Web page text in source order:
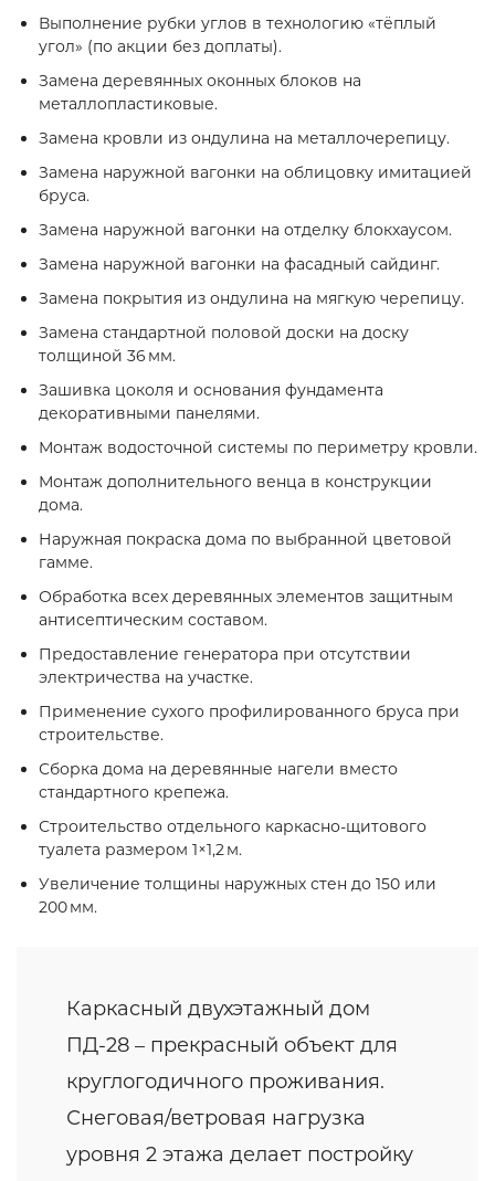
Выполнение рубки углов в технологию «тёплый
угол» (по акции без доплаты).
Замена деревянных оконных блоков на
металлопластиковые.
Замена кровли из ондулина на металлочерепицу.
Замена наружной вагонки на облицовку имитацией
бруса.
Замена наружной вагонки на отделку блокхаусом.
Замена наружной вагонки на фасадный сайдинг.
Замена покрытия из ондулина на мягкую черепицу.
Замена стандартной половой доски на доску
толщиной 36 мм.
Зашивка цоколя и основания фундамента
декоративными панелями.
Монтаж водосточной системы по периметру кровли.
Монтаж дополнительного венца в конструкции
дома.
Наружная покраска дома по выбранной цветовой
гамме.
Обработка всех деревянных элементов защитным
антисептическим составом.
Предоставление генератора при отсутствии
электричества на участке.
Применение сухого профилированного бруса при
строительстве.
Сборка дома на деревянные нагели вместо
стандартного крепежа.
Строительство отдельного каркасно‑щитового
туалета размером 1×1,2 м.
Увеличение толщины наружных стен до 150 или
200 мм.
Каркасный двухэтажный дом
ПД-28 – прекрасный объект для
круглогодичного проживания.
Снеговая/ветровая нагрузка
уровня 2 этажа делает постройку